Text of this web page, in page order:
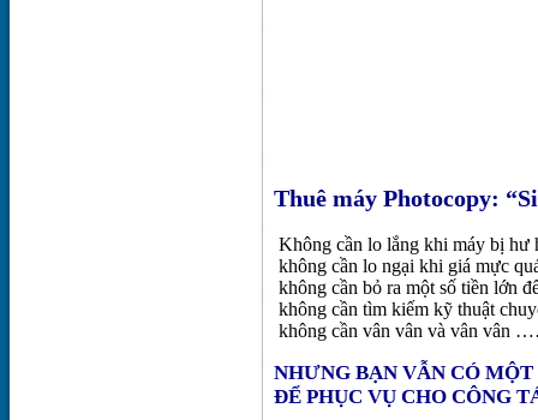
Thuê máy Photocopy:
Không cần lo lắng khi máy bị hư
không cần lo ngại khi giá mực
không cần bỏ ra một số tiền lớn
không cần tìm kiếm kỹ thuật
không cần vân vân và vân
NHƯNG BẠN VẪN CÓ
ĐỂ PHỤC VỤ CHO CÔNG